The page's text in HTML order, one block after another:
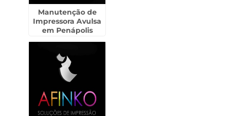
Manutenção de
Impressora Avulsa
em Penápolis